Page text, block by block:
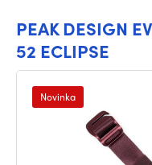
PEAK DESIGN
52 ECLIPSE
Novinka